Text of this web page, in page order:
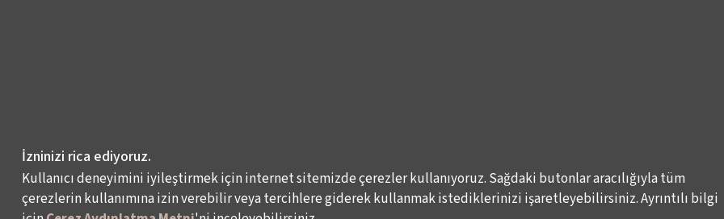
İzninizi rica ediyoruz.
Kullanıcı deneyimini iyileştirmek için internet sitemizde çerezler kullanıyoruz. Sağdaki butonlar aracılığıyla tüm
çerezlerin kullanımına izin verebilir veya tercihlere giderek kullanmak istediklerinizi işaretleyebilirsiniz. Ayrıntılı bilgi